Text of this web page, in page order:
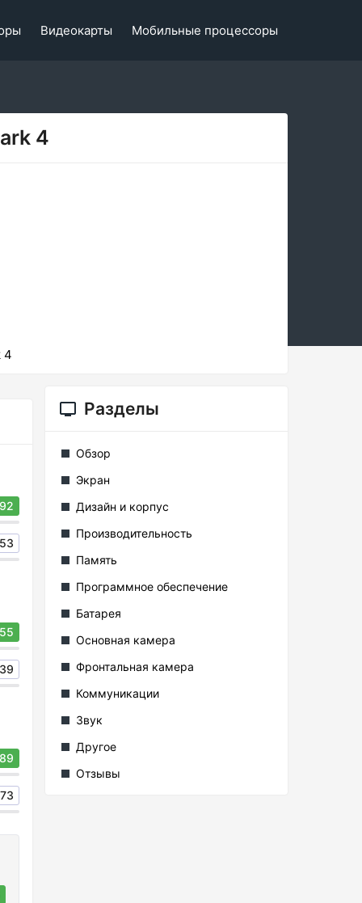
Видеокарты Мобильные процессоры
4
4
92
53
55
39
89
73
Разделы
Обзор
Экран
Дизайн и корпус
Производительность
Память
Программное обеспечение
Батарея
Основная камера
Фронтальная камера
Коммуникации
Звук
Другое
Отзывы